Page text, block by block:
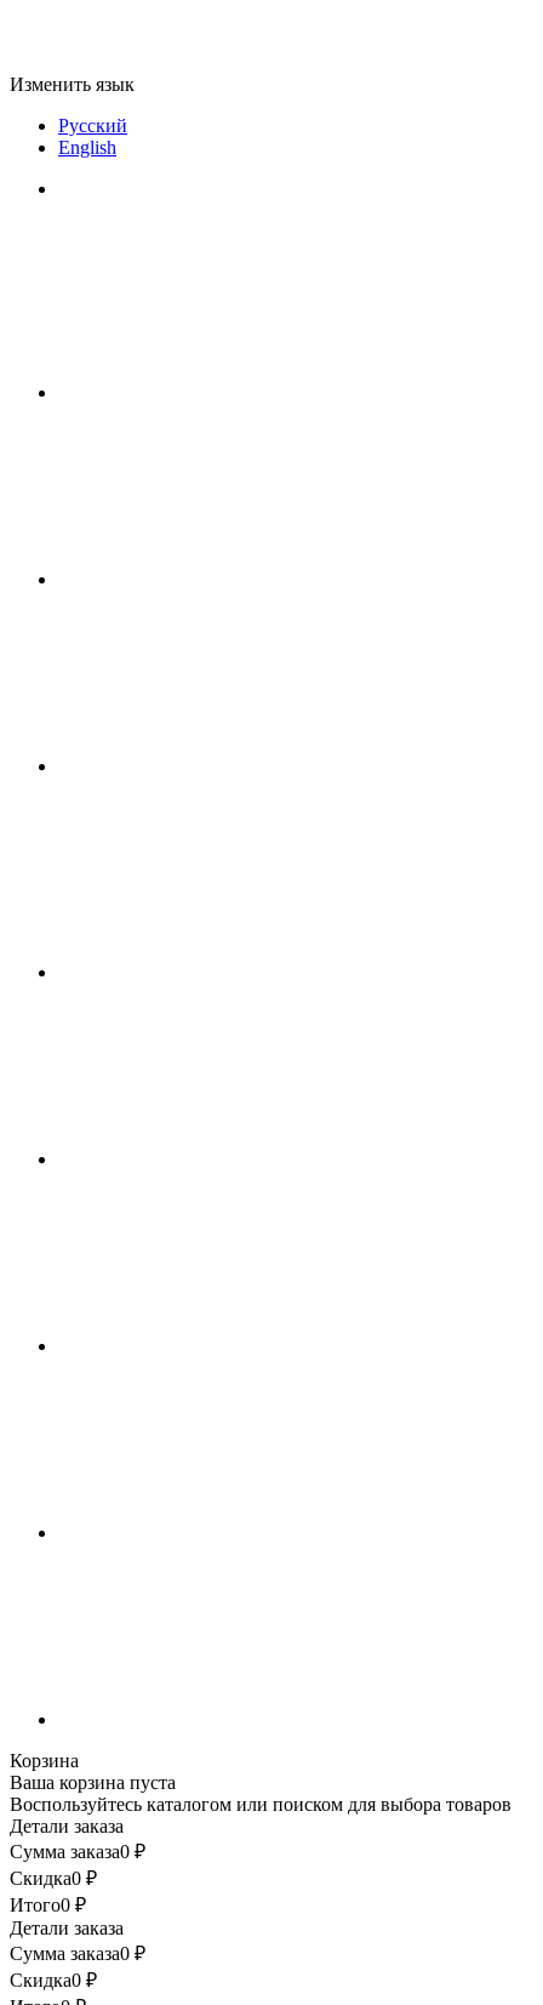
Изменить язык
Русский
English
Корзина
Ваша корзина пуста
Воспользуйтесь каталогом или поиском для выбора товаров
Детали заказа
Сумма заказа0 ₽
Скидка0 ₽
Итого0 ₽
Детали заказа
Сумма заказа0 ₽
Скидка0 ₽